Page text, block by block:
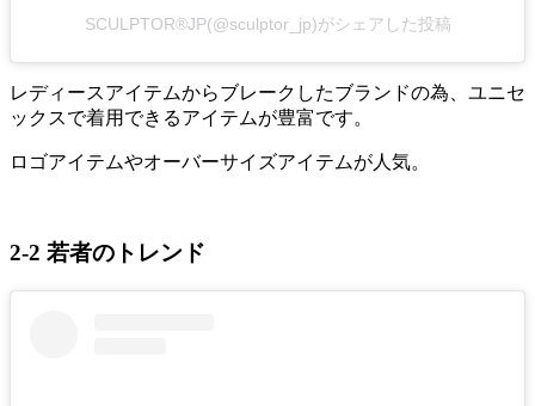
SCULPTOR®︎JP(@sculptor_jp)がシェアした投稿
レディースアイテムからブレークしたブランドの為、ユニセ
ックスで着用できるアイテムが豊富です。
ロゴアイテムやオーバーサイズアイテムが人気。
2-2 若者のトレンド